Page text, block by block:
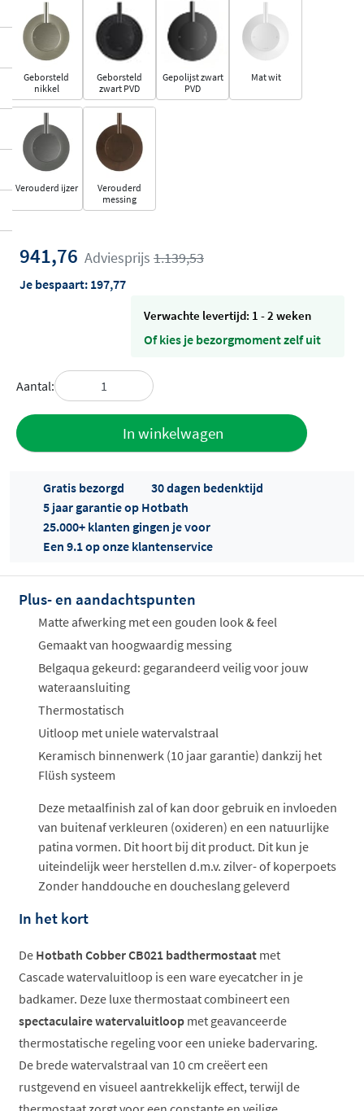
Geborsteld
nikkel
Geborsteld
zwart PVD
Gepolijst zwart
PVD
Mat wit
Verouderd ijzer
Verouderd
messing
941,76 Adviesprijs 1.139,53
Je bespaart: 197,77
Verwachte levertijd: 1 - 2 weken
Of kies je bezorgmoment zelf uit
Aantal:
In winkelwagen
Offertes
ophalen...
Gratis bezorgd
30 dagen bedenktijd
5 jaar garantie op Hotbath
25.000+ klanten gingen je voor
Een 9.1 op onze klantenservice
Plus- en aandachtspunten
Matte afwerking met een gouden look & feel
Gemaakt van hoogwaardig messing
Belgaqua gekeurd: gegarandeerd veilig voor jouw
wateraansluiting
Thermostatisch
Uitloop met uniele watervalstraal
Keramisch binnenwerk (10 jaar garantie) dankzij het
Flüsh systeem
Deze metaalfinish zal of kan door gebruik en invloeden
van buitenaf verkleuren (oxideren) en een natuurlijke
patina vormen. Dit hoort bij dit product. Dit kun je
uiteindelijk weer herstellen d.m.v. zilver- of koperpoets
Zonder handdouche en doucheslang geleverd
In het kort
De Hotbath Cobber CB021 badthermostaat met
Cascade watervaluitloop is een ware eyecatcher in je
badkamer. Deze luxe thermostaat combineert een
spectaculaire watervaluitloop met geavanceerde
thermostatische regeling voor een unieke badervaring.
De brede watervalstraal van 10 cm creëert een
rustgevend en visueel aantrekkelijk effect, terwijl de